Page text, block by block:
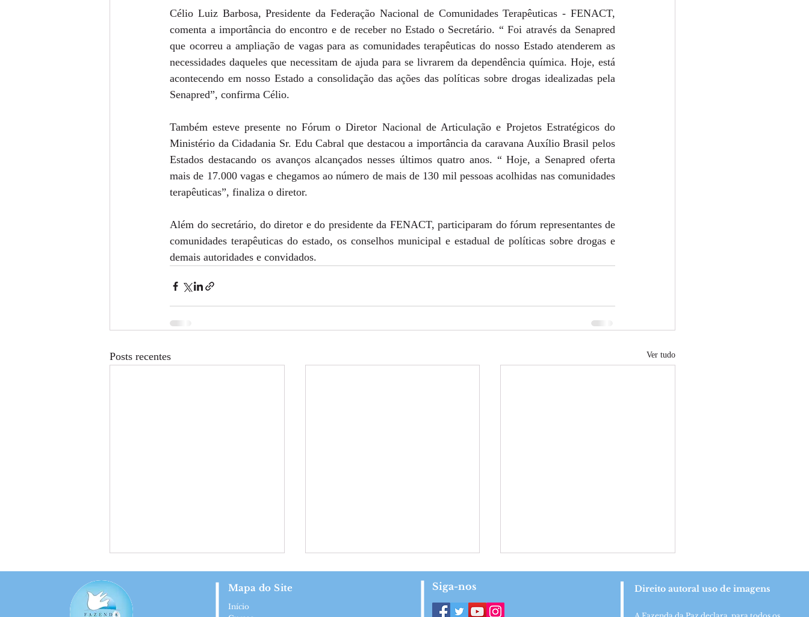
Célio Luiz Barbosa, Presidente da Federação Nacional de Comunidades Terapêuticas - FENACT,
comenta a importância do encontro e de receber no Estado o Secretário. “ Foi através da Senapred
que ocorreu a ampliação de vagas para as comunidades terapêuticas do nosso Estado atenderem as
necessidades daqueles que necessitam de ajuda para se livrarem da dependência química. Hoje, está
acontecendo em nosso Estado a consolidação das ações das políticas sobre drogas idealizadas pela
Senapred”, confirma Célio.
Também esteve presente no Fórum o Diretor Nacional de Articulação e Projetos Estratégicos do
Ministério da Cidadania Sr. Edu Cabral que destacou a importância da caravana Auxílio Brasil pelos
Estados destacando os avanços alcançados nesses últimos quatro anos. “ Hoje, a Senapred oferta
mais de 17.000 vagas e chegamos ao número de mais de 130 mil pessoas acolhidas nas comunidades
terapêuticas”, finaliza o diretor.
Além do secretário, do diretor e do presidente da FENACT, participaram do fórum representantes de
comunidades terapêuticas do estado, os conselhos municipal e estadual de políticas sobre drogas e
demais autoridades e convidados.
Posts recentes Ver tudo
Mapa do Site
Início
Siga-nos Direito autoral uso de imagens